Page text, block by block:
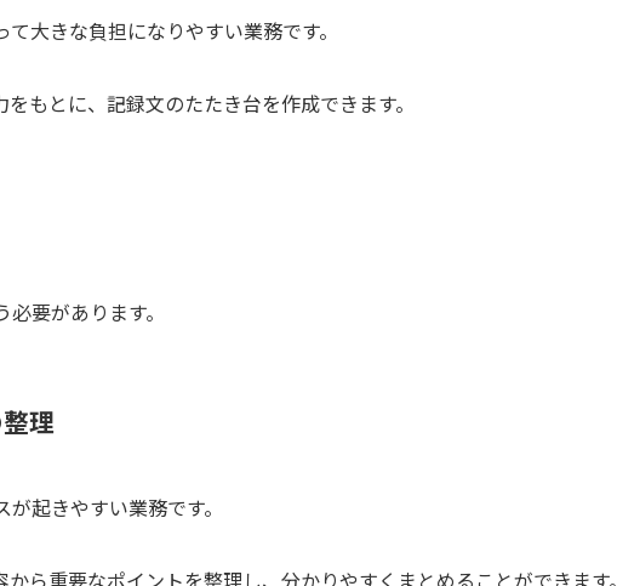
大きな負担になりやすい業務です。
もとに、記録文のたたき台を作成できます。
要があります。
理
起きやすい業務です。
ら重要なポイントを整理し、分かりやすくまとめることができます。